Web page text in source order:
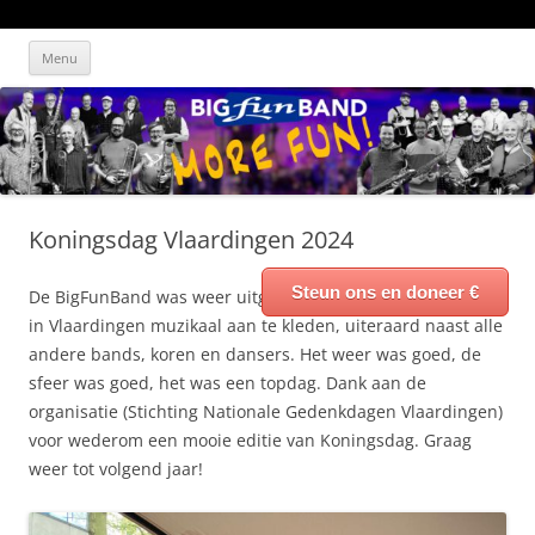
Ga
naar
de
inhoud
Big Fun Band
Blaast het dak er af!
Menu
Koningsdag Vlaardingen 2024
De BigFunBand was weer uitgenodigd om Koningsdag 2024
in Vlaardingen muzikaal aan te kleden, uiteraard naast alle
andere bands, koren en dansers. Het weer was goed, de
sfeer was goed, het was een topdag. Dank aan de
organisatie (Stichting Nationale Gedenkdagen Vlaardingen)
voor wederom een mooie editie van Koningsdag. Graag
weer tot volgend jaar!
Steun ons en doneer €